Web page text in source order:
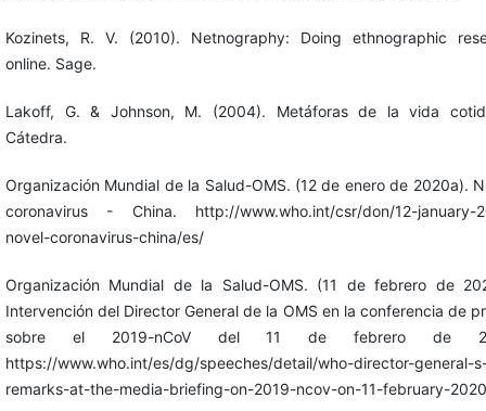
Kozinets, R. V. (2010). Netnography: Doing ethnographic
online. Sage.
Lakoff, G. & Johnson, M. (2004). Metáforas de la vida
Cátedra.
Organización Mundial de la Salud-OMS. (12 de enero de 2020a).
coronavirus - China. http://www.who.int/csr/don/12-january-
novel-coronavirus-china/es/
Organización Mundial de la Salud-OMS. (11 de febrero de
Intervención del Director General de la OMS en la conferencia de
sobre ‎el 2019-nCoV del 11 de febrero de
https://www.who.int/es/dg/speeches/detail/who-director-general-
remarks-at-the-media-briefing-on-2019-ncov-on-11-february-2020